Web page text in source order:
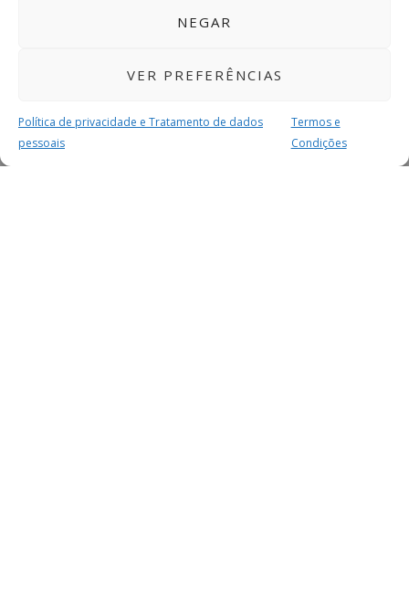
NEGAR
VER PREFERÊNCIAS
Política de privacidade e Tratamento de dados
pessoais
Termos e
Condições